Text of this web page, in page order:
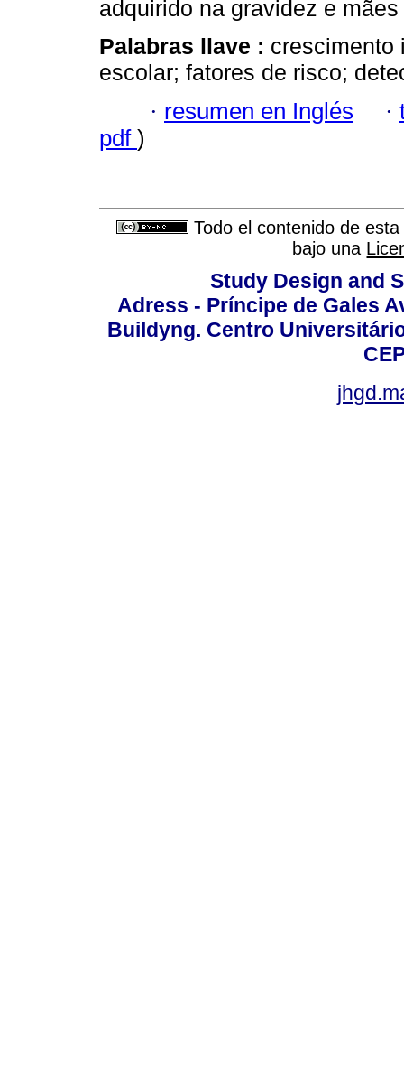
adquirido na gravidez e
Palabras llave : crescimento
escolar; fatores de risco;
· resumen en Inglés ·
pdf )
Todo el contenido de
bajo una
Study Design and
Adress - Príncipe de Gales
Buildyng. Centro